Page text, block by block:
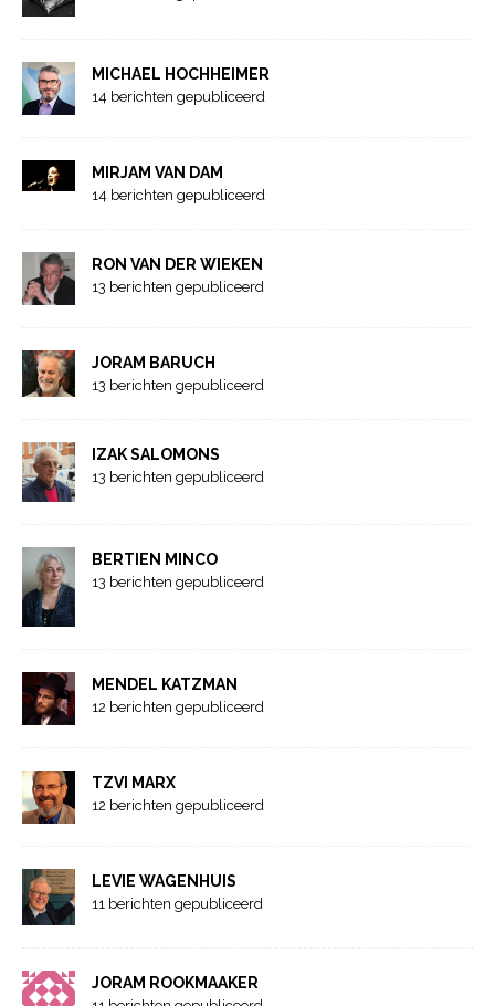
MICHAEL HOCHHEIMER
14 berichten gepubliceerd
MIRJAM VAN DAM
14 berichten gepubliceerd
RON VAN DER WIEKEN
13 berichten gepubliceerd
JORAM BARUCH
13 berichten gepubliceerd
IZAK SALOMONS
13 berichten gepubliceerd
BERTIEN MINCO
13 berichten gepubliceerd
MENDEL KATZMAN
12 berichten gepubliceerd
TZVI MARX
12 berichten gepubliceerd
LEVIE WAGENHUIS
11 berichten gepubliceerd
JORAM ROOKMAAKER